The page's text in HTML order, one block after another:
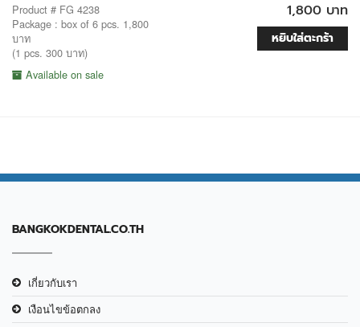
Product # FG 4238
Package : box of 6 pcs. 1,800
บาท
(1 pcs. 300 บาท)
Available on sale
1,800 บาท
หยิบใส่ตะกร้า
BANGKOKDENTAL.CO.TH
เกี่ยวกับเรา
เงือนไขข้อตกลง